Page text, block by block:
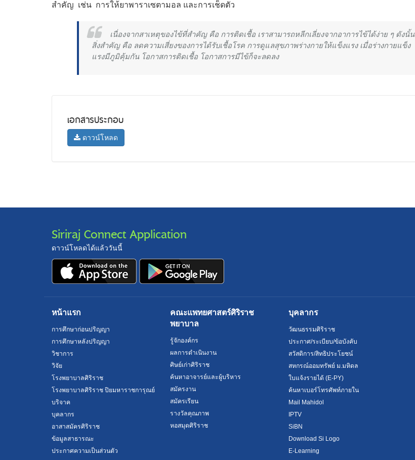
สำคัญ เช่น การให้ยาพาราเซตามอล และการเช็ดตัว
เนื่องจากสาเหตุของไข้ที่สำคัญ คือ การติดเชื้อ เราสามารถหลีกเลี่ยงจากอาการไข้ได้ง่าย ๆ ดังนั้น
สิ่งสำคัญ คือ ลดความเสี่ยงของการได้รับเชื้อโรค การดูแลสุขภาพร่างกายให้แข็งแรง เมื่อร่างกายแข็ง
แรงมีภูมิคุ้มกัน โอกาสการติดเชื้อ โอกาสการมีไข้ก็จะลดลง
เอกสารประกอบ
ดาวน์โหลด
Siriraj Connect Application
ดาวน์โหลดได้แล้ววันนี้
หน้าแรก
การศึกษาก่อนปริญญา
การศึกษาหลังปริญญา
วิชาการ
วิจัย
โรงพยาบาลศิริราช
โรงพยาบาลศิริราช ปิยมหาราชการุณย์
บริจาค
บุคลากร
อาสาสมัครศิริราช
ข้อมูลสาธารณะ
ประกาศความเป็นส่วนตัว
คณะแพทยศาสตร์ศิริราช
พยาบาล
รู้จักองค์กร
ผลการดำเนินงาน
ศิษย์เก่าศิริราช
ค้นหาอาจารย์และผู้บริหาร
สมัครงาน
สมัครเรียน
รางวัลคุณภาพ
หอสมุดศิริราช
บุคลากร
วัฒนธรรมศิริราช
ประกาศ/ระเบียบ/ข้อบังคับ
สวัสดิการ/สิทธิประโยชน์
สหกรณ์ออมทรัพย์ ม.มหิดล
ใบแจ้งรายได้ (E-PY)
ค้นหาเบอร์โทรศัพท์ภายใน
Mail Mahidol
IPTV
SiBN
Download Si Logo
E-Learning